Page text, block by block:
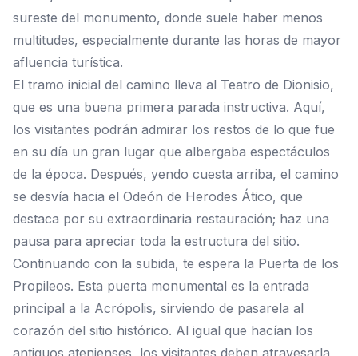
sureste del monumento, donde suele haber menos
multitudes, especialmente durante las horas de mayor
afluencia turística.
El tramo inicial del camino lleva al Teatro de Dionisio,
que es una buena primera parada instructiva. Aquí,
los visitantes podrán admirar los restos de lo que fue
en su día un gran lugar que albergaba espectáculos
de la época. Después, yendo cuesta arriba, el camino
se desvía hacia el Odeón de Herodes Ático, que
destaca por su extraordinaria restauración; haz una
pausa para apreciar toda la estructura del sitio.
Continuando con la subida, te espera la Puerta de los
Propileos. Esta puerta monumental es la entrada
principal a la Acrópolis, sirviendo de pasarela al
corazón del sitio histórico. Al igual que hacían los
antiguos atenienses, los visitantes deben atravesarla